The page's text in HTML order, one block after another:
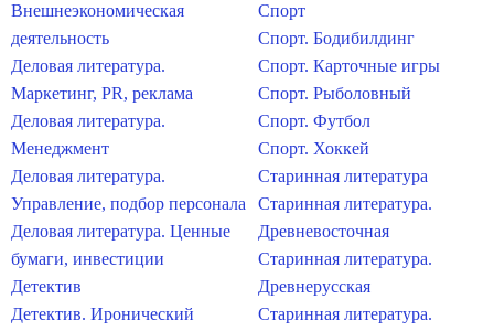
Внешнеэкономическая
деятельность
Деловая литература.
Маркетинг, PR, реклама
Деловая литература.
Менеджмент
Деловая литература.
Управление, подбор персонала
Деловая литература. Ценные
бумаги, инвестиции
Детектив
Детектив. Иронический
Спорт
Спорт. Бодибилдинг
Спорт. Карточные игры
Спорт. Рыболовный
Спорт. Футбол
Спорт. Хоккей
Старинная литература
Старинная литература.
Древневосточная
Старинная литература.
Древнерусская
Старинная литература.